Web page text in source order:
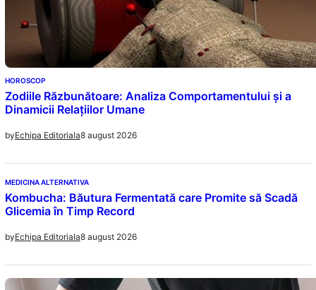
HOROSCOP
Zodiile Răzbunătoare: Analiza Comportamentului și a
Dinamicii Relațiilor Umane
byEchipa Editoriala8 august 2026
MEDICINA ALTERNATIVA
Kombucha: Băutura Fermentată care Promite să Scadă
Glicemia în Timp Record
byEchipa Editoriala8 august 2026